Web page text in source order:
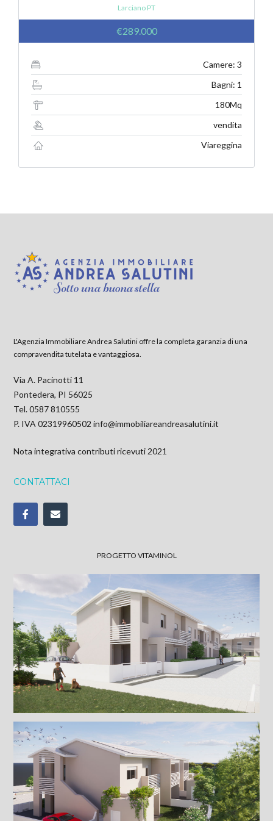
Larciano PT
€289.000
Camere: 3
Bagni: 1
180Mq
vendita
Viareggina
L'Agenzia Immobiliare Andrea Salutini offre la completa garanzia di una
compravendita tutelata e vantaggiosa.
Via A. Pacinotti 11
Pontedera, PI 56025
Tel. 0587 810555
P. IVA 02319960502info@immobiliareandreasalutini.it
Nota integrativa contributi ricevuti 2021
CONTATTACI
PROGETTO VITAMINOL